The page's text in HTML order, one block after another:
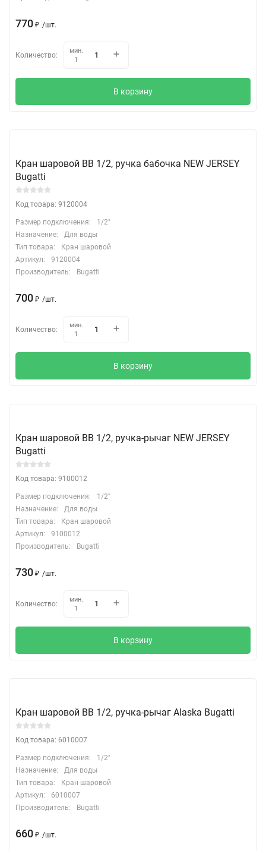
770 ₽ /шт.
Количество:
мин.
1
В корзину
Кран шаровой ВВ 1/2, ручка бабочка NEW JERSEY
Bugatti
Код товара: 9120004
Размер подключения:
1/2"
Назначение:
Для воды
Тип товара:
Кран шаровой
Артикул:
9120004
Производитель:
Bugatti
700 ₽ /шт.
Количество:
мин.
1
В корзину
Кран шаровой ВВ 1/2, ручка-рычаг NEW JERSEY
Bugatti
Код товара: 9100012
Размер подключения:
1/2"
Назначение:
Для воды
Тип товара:
Кран шаровой
Артикул:
9100012
Производитель:
Bugatti
730 ₽ /шт.
Количество:
мин.
1
В корзину
Кран шаровой ВВ 1/2, ручка-рычаг Alaska Bugatti
Код товара: 6010007
Размер подключения:
1/2"
Назначение:
Для воды
Тип товара:
Кран шаровой
Артикул:
6010007
Производитель:
Bugatti
660 ₽ /шт.